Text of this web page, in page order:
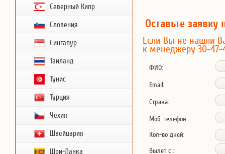
Северный Кипр
Словения
Сингапур
Таиланд
Тунис
Турция
Чехия
Швейцария
Шри-Ланка
Оставьте заявку
Если Вы не нашли
к менеджеру 30-47-
ФИО:
Email:
Страна:
Моб. телефон:
Кол-во дней:
Вылет с :